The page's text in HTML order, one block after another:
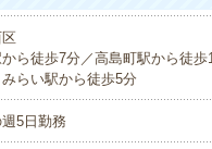
ら徒歩7分／高島町駅から徒
らい駅から徒歩5分
5日勤務